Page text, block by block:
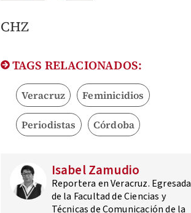
CHZ
TAGS RELACIONADOS:
Veracruz Feminicidios
Periodistas Córdoba
Isabel Zamudio
Reportera en Veracruz. Egresada
de la Facultad de Ciencias y
Técnicas de Comunicación de la